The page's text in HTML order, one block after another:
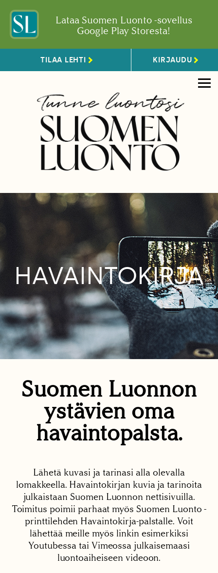
Lataa Suomen Luonto -sovellus
Google Play Storesta!
TILAA LEHTI KIRJAUDU
HAVAINTOKIRJA
Suomen Luonnon
ystävien oma
havaintopalsta.
Lähetä kuvasi ja tarinasi alla olevalla
lomakkeella. Havaintokirjan kuvia ja tarinoita
julkaistaan Suomen Luonnon nettisivuilla.
Toimitus poimii parhaat myös Suomen Luonto -
printtilehden Havaintokirja-palstalle. Voit
lähettää meille myös linkin esimerkiksi
Youtubessa tai Vimeossa julkaisemaasi
luontoaiheiseen videoon.